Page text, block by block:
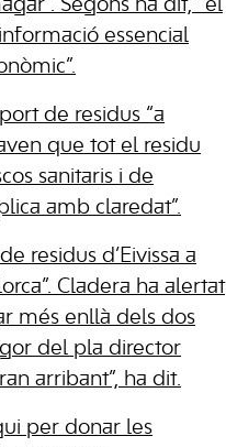
Segons ha dit, “el
essencial
de residus “a
que tot el residu
sanitaris i de
amb claredat”.
residus d’Eivissa a
Cladera ha alertat
més enllà dels dos
del pla director
arribant”, ha dit.
per donar les